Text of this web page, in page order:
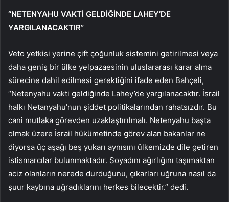
“NETENYAHU VAKTİ GELDİĞİNDE LAHEY’DE
YARGILANACAKTIR”
Veto yetkisi yerine çift çoğunluk sistemini getirilmesi veya
daha geniş bir ülke yelpazaesinin uluslararası karar alma
sürecine dahil edilmesi gerektiğini ifade eden Bahçeli,
“Netenyahu vakti geldiğinde Lahey’de yargılanacaktır. İsrail
halkı Netanyahu’nun şiddet politikalarından rahatsızdır. Bu
cani mutlaka görevden uzaklaştırılmalı. Netenyahu başta
olmak üzere İsrail hükümetinde görev alan bakanlar ne
diyorsa üç aşağı beş yukarı aynısını ülkemizde dile getiren
istismarcılar bulunmaktadır. Soyadını ağırlığını taşımaktan
aciz olanların nerede durduğunu, çıkarları uğruna nasıl da
şuur kaybına uğradıklarını herkes bilecektir.” dedi.